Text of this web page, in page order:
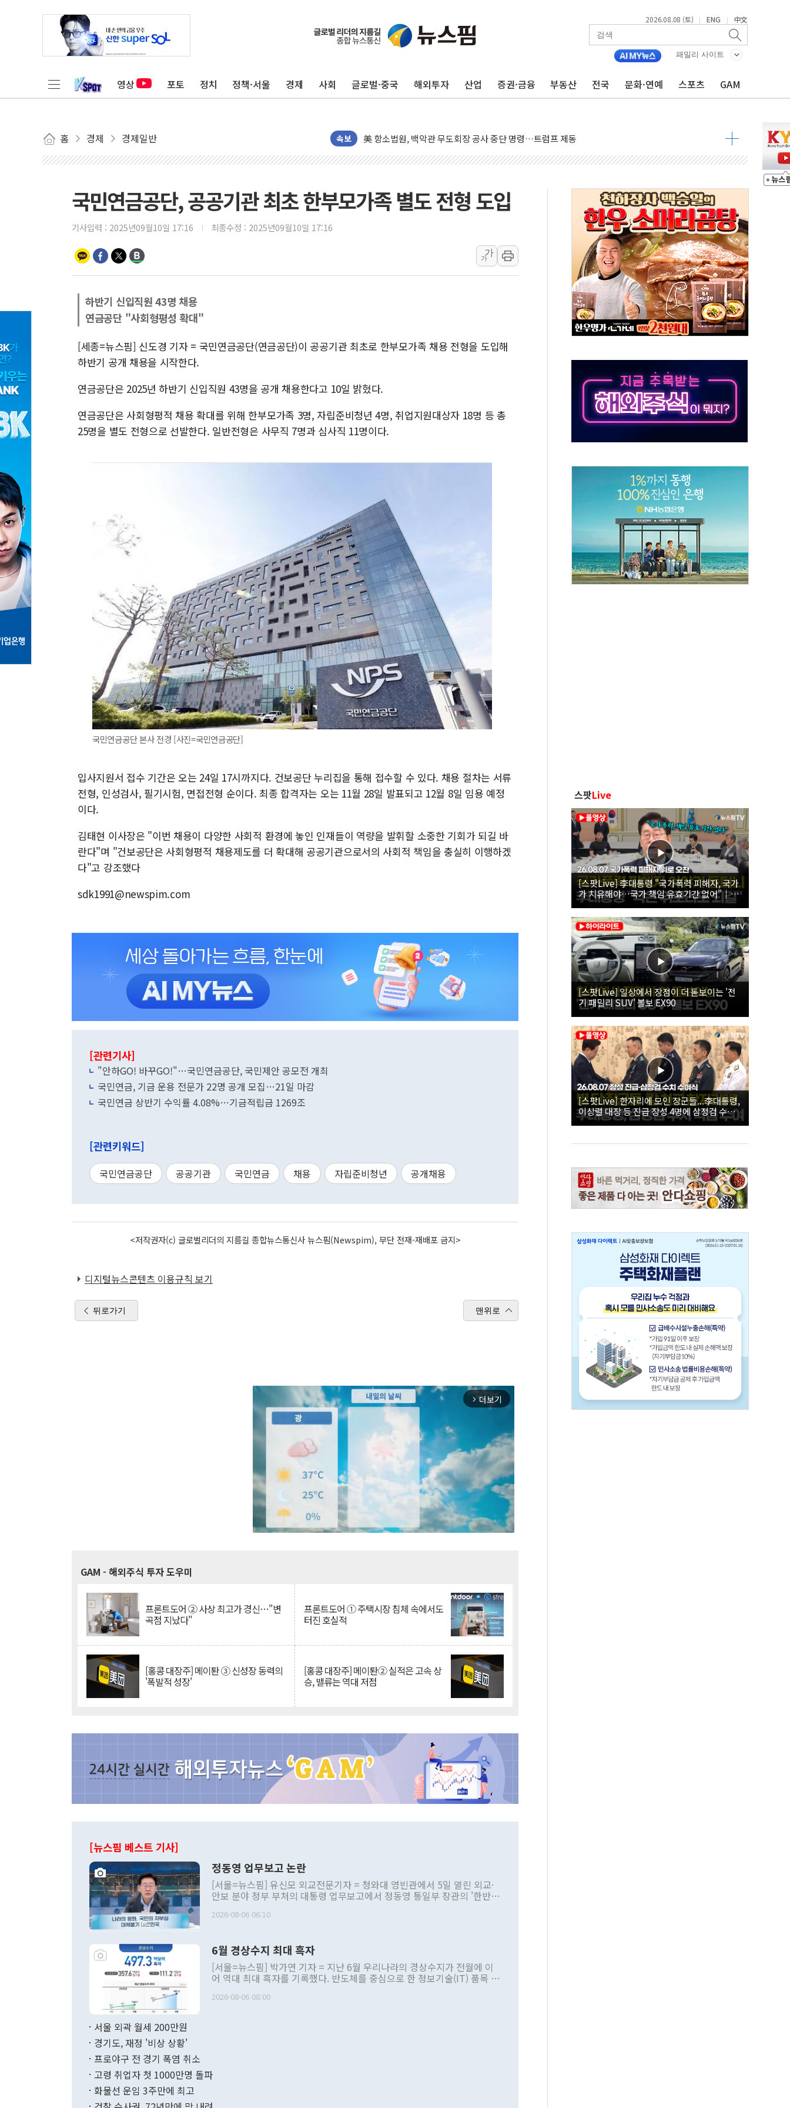
2026.08.08 (토) | ENG | 中文
패밀리 사이트
영상 포토 정치 정책·서울 경제 사회 글로벌·중국 해외투자 산업 증권·금융 부동산 전국 문화·연예 스포츠 GAM
홈 경제 경제일반 속보
[종합] 이슬람 수니파 3국, '공동방위협정' 체결… 이스라엘·이란 위협에 맞설 자체 억지력 강화
트럼프, 백신·자폐증 행정명령 검토…"이르면 다음 주"
이란 핵심 원유 수출항 '하르그섬', 최근 1주일 이상 '올스톱'… 美 해상봉쇄 영향
美 고용 쇼크에 엔화 장중 급등…시장은 "또 개입했나" 촉각
뉴욕증시 프리뷰, 美 고용 쇼크에 금리 인상 우려 후퇴…나스닥 선물 1%대 상승
[종합] 美 7월 고용 2만3000명 감소 '쇼크'…9월 금리 인상 기대 후퇴
뉴욕증시 개장 전 특징주...아틀라시안·클라우드플레어·태양광주↑ VS 트레이드데스크·웬디스↓
보훈부, 미 DPAA와 MOU… "6·25 미군 실종자 7359명 끝까지 찾겠다"
트럼프 "금리 내려야"…파월 때와 달리 워시엔 톤 낮춰
李 "해남 태양광, 대한민국 다음 100년 밑거름…수도권 집중 완화 전환점"
李 대통령, '6시간 마라톤 부동산 2차 회의' 주재… "전폭적 공급 확대·속도전 총력"
트럼프, 中 겨냥 폴리실리콘 관세 15% 부과…美 태양광주 급등
이란와이어 "이란 최고지도자 위독…곧 사망해도 놀랍지 않아"
남동발전, 해남군에 국내 최대 규모 400MW 태양광 착공…여의도 1.6배 규모
[인도증시] 중동 불안 속 유가 상승에 소폭 하락...금융주 낙폭 커
국민연금공단, 공공기관 최초 한부모가족 별도 전형 도입
기사입력 : 2025년09월10일 17:16 최종수정 : 2025년09월10일 17:16
가
가
하반기 신입직원 43명 채용
연금공단 "사회형평성 확대"
[세종=뉴스핌] 신도경 기자 = 국민연금공단(연금공단)이 공공기관 최초로 한부모가족 채용 전형을 도입해
하반기 공개 채용을 시작한다.
연금공단은 2025년 하반기 신입직원 43명을 공개 채용한다고 10일 밝혔다.
연금공단은 사회형평적 채용 확대를 위해 한부모가족 3명, 자립준비청년 4명, 취업지원대상자 18명 등 총
25명을 별도 전형으로 선발한다. 일반전형은 사무직 7명과 심사직 11명이다.
국민연금공단 본사 전경 [사진=국민연금공단]
입사지원서 접수 기간은 오는 24일 17시까지다. 건보공단 누리집을 통해 접수할 수 있다. 채용 절차는 서류
전형, 인성검사, 필기시험, 면접전형 순이다. 최종 합격자는 오는 11월 28일 발표되고 12월 8일 임용 예정
이다.
김태현 이사장은 "이번 채용이 다양한 사회적 환경에 놓인 인재들이 역량을 발휘할 소중한 기회가 되길 바
란다"며 "건보공단은 사회형평적 채용제도를 더 확대해 공공기관으로서의 사회적 책임을 충실히 이행하겠
다"고 강조했다
sdk1991@newspim.com
[관련기사]
"안하GO! 바꾸GO!"…국민연금공단, 국민제안 공모전 개최
국민연금, 기금 운용 전문가 22명 공개 모집…21일 마감
국민연금 상반기 수익률 4.08%…기금적립금 1269조
[관련키워드]
국민연금공단 공공기관 국민연금 채용 자립준비청년 공개채용
<저작권자(c) 글로벌리더의 지름길 종합뉴스통신사 뉴스핌(Newspim), 무단 전재-재배포 금지>
디지털뉴스콘텐츠 이용규칙 보기
뒤로가기 맨위로
arrow_forward_ios 더보기
GAM - 해외주식 투자 도우미
프론트도어 ② 사상 최고가 경신…"변
곡점 지났다"
프론트도어 ① 주택시장 침체 속에서도
터진 호실적
[홍콩 대장주] 메이퇀 ③ 신성장 동력의
'폭발적 성장'
[홍콩 대장주] 메이퇀② 실적은 고속 상
승, 밸류는 역대 저점
[뉴스핌 베스트 기사]
정동영 업무보고 논란
[서울=뉴스핌] 유신모 외교전문기자 = 청와대 영빈관에서 5일 열린 외교·
안보 분야 정부 부처의 대통령 업무보고에서 정동영 통일부 장관의 '한반도
발언 중에는 정부 내 조율을 거치지 않은 사안을 정책으로 추진하겠다고 공
주의적 희망에 근거한 비현실적 구상'이라는 비판을 내놨다. 그동안 정 장
관의 대북 정책 관련 발언이 물의를 빚은 적은 여러 번 있지만 대통령과 유
관 부처 장관이 공개적으로 부정적 입장을 표명한 것은 이례적이다. 정 장
관의 무리한 대북 접근법과 월권을 제어해야 한다는 목소리도 높아지고 있
다. [정동영 통일부 장관이 지난달 23일 오후 서울 종로구 정부서울청사에
무너졌다고도 했다. 또 "현 시점에서 흘러간 선(先)비핵화만 되뇌는 것은
2026-08-06 06:10
6월 경상수지 최대 흑자
[서울=뉴스핌] 박가연 기자 = 지난 6월 우리나라의 경상수지가 전월에 이
어 역대 최대 흑자를 기록했다. 반도체를 중심으로 한 정보기술(IT) 품목 수
료=한국은행] 한국은행이 6일 발표한 '2026년 6월 국제수지(잠정)'에 따르
며 월간 기준 처음으로 1000억달러를 넘어섰다. 상품수입은 644억8000만
196.9% 급증했고 컴퓨터·주변기기(SSD)는 282.7% 증가했다. IT 품목
2026-08-06 08:00
서울 외곽 월세 200만원
경기도, 재정 '비상 상황'
프로야구 전 경기 폭염 취소
고령 취업자 첫 1000만명 돌파
화물선 운임 3주만에 최고
스팟Live
[스팟Live] 李대통령 "국가폭력 피해자, 국가
가 치유해야…국가 책임 유효기간 없어"｜
26.08.07 국가폭력 피해자 위로 오찬
[스팟Live] 일상에서 장점이 더 돋보이는 '전
기 패밀리 SUV' 볼보 EX90
[스팟Live] 한자리에 모인 장군들...李대통령,
이상렬 대장 등 진급 장성 4명에 삼정검 수치
직접 수여｜26.08.07 장성 진급·삼정검 수치